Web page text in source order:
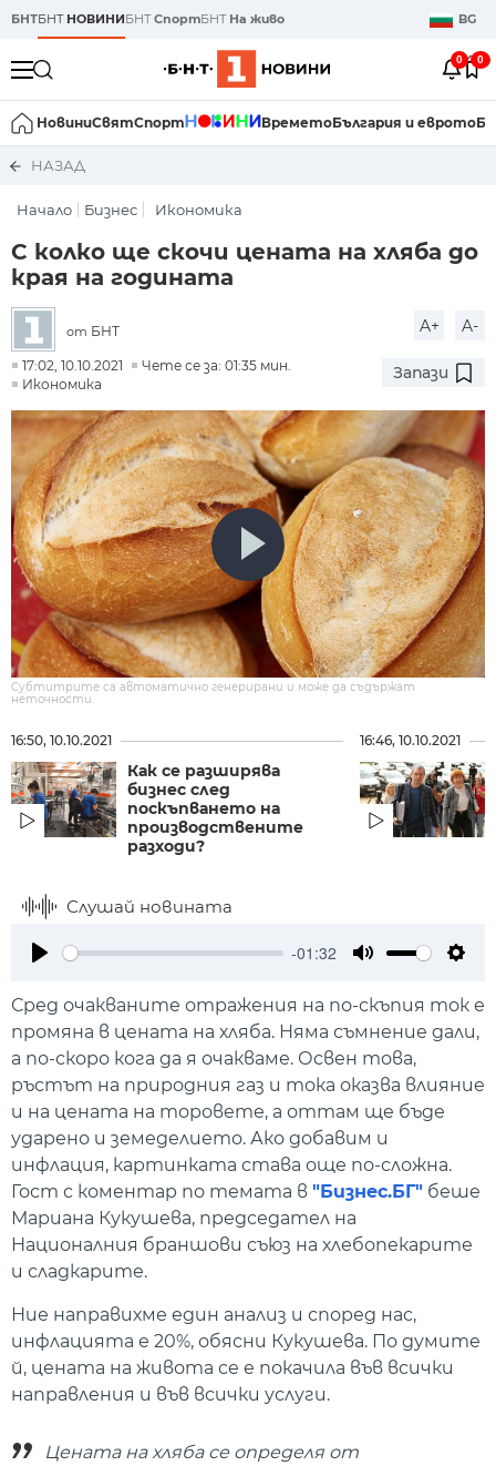
БНТБНТ НОВИНИБНТСпортБНТ На живо BG
0 0
НовиниСвятСпорт ВреметоБългария и еврото
НАЗАД
Начало Бизнес Икономика
С колко ще скочи цената на хляба до
края на годината
от БНТ A+ A-
17:02, 10.10.2021
Чете се за: 01:35 мин.
Икономика
Запази
Субтитрите са автоматично генерирани и може да съдържат
неточности.
16:50, 10.10.2021
Как се разширява
бизнес след
поскъпването на
производствените
разходи?
16:46, 10.10.2021
Слушай новината
-01:32
Сред очакваните отражения на по-скъпия ток е
промяна в цената на хляба. Няма съмнение дали,
а по-скоро кога да я очакваме. Освен това,
ръстът на природния газ и тока оказва влияние
и на цената на торовете, а оттам ще бъде
ударено и земеделието. Ако добавим и
инфлация, картинката става още по-сложна.
Гост с коментар по темата в "Бизнес.БГ" беше
Мариана Кукушева, председател на
Националния браншови съюз на хлебопекарите
и сладкарите.
Ние направихме един анализ и според нас,
инфлацията е 20%, обясни Кукушева. По думите
й, цената на живота се е покачила във всички
направления и във всички услуги.
Цената на хляба се определя от